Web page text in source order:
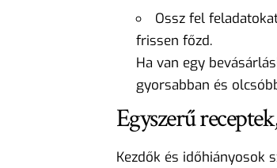
Ossz fel
frissen főzd.
Ha van egy
gyorsabban és
Egyszerű
Kezdők és időhiányosok